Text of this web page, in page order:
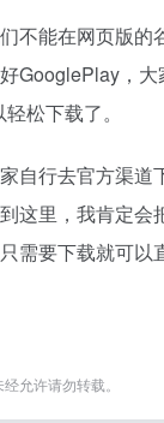
不能在网页版
GooglePlay，
松下载了。
自行去官方渠
这里，我肯定
需要下载就可以
允许请勿转载。